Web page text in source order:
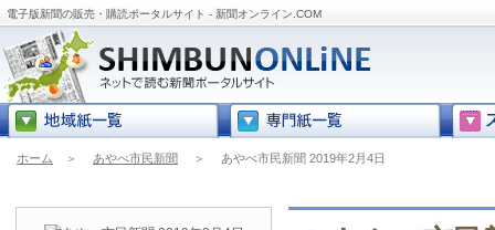
電子版新聞の販売・購読ポータルサイト - 新聞オンライン.COM
ホーム ＞ あやべ市民新聞 ＞ あやべ市民新聞 2019年2月4日